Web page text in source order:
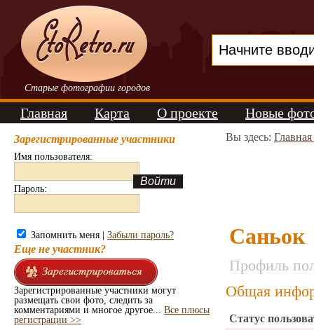
Старые фотографии городов
Главная Карта О проекте Новые
Зарегистрированные участники
Имя пользователя:
Пароль:
Запомнить меня | Забыли пароль?
Еще не участник?
Зарегистрированные участники могут
размещать свои фото, следить за
комментариями и многое другое... Все плюсы
регистрации >>
Вы здесь:
Саньок
Профиль
Общая
Статус